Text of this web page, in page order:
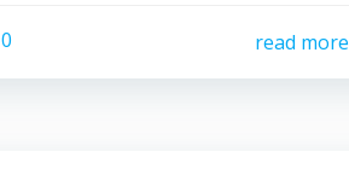
0 read more